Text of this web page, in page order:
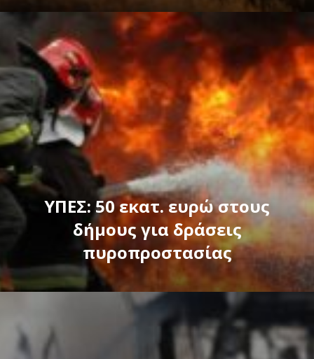
ΥΠΕΣ: 50 εκατ. ευρώ στους
δήμους για δράσεις
πυροπροστασίας